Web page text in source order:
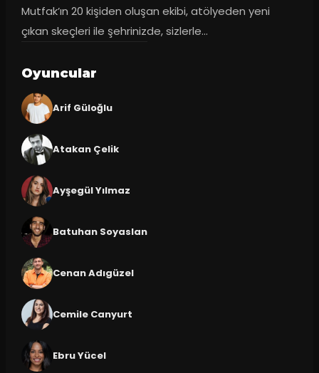
Mutfak’ın 20 kişiden oluşan ekibi, atölyeden yeni
çıkan skeçleri ile şehrinizde, sizlerle...
Oyuncular
Arif Güloğlu
Atakan Çelik
Ayşegül Yılmaz
Batuhan Soyaslan
Cenan Adıgüzel
Cemile Canyurt
Ebru Yücel